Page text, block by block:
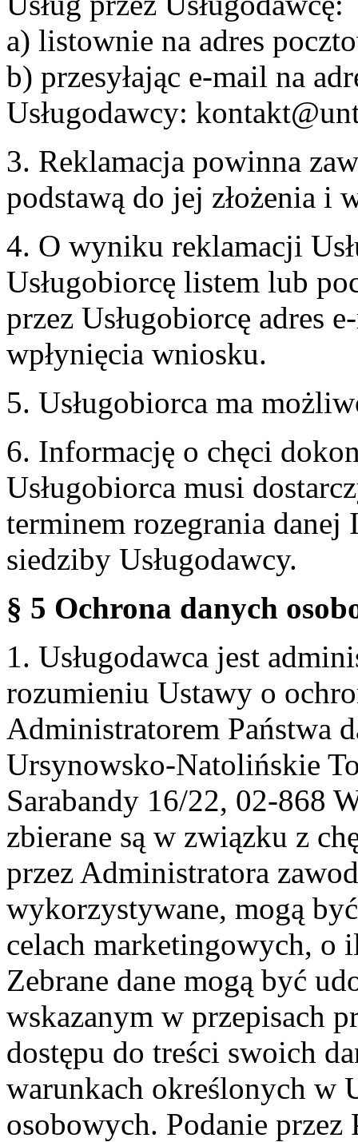
a) listownie na adres
b) przesyłając e-mail na
Usługodawcy:
3. Reklamacja powinna
podstawą do jej złożenia i
4. O wyniku reklamacji
Usługobiorcę listem lub
przez Usługobiorcę adres
wpłynięcia wniosku.
5. Usługobiorca ma
6. Informację o chęci
Usługobiorca musi
terminem rozegrania
siedziby Usługodawcy.
§ 5 Ochrona danych
1. Usługodawca jest
rozumieniu Ustawy o
Administratorem Państwa
Ursynowsko-Natolińskie
Sarabandy 16/22, 02-868
zbierane są w związku z
przez Administratora
wykorzystywane, mogą
celach marketingowych, o
Zebrane dane mogą być
wskazanym w przepisach
dostępu do treści swoich
warunkach określonych w
osobowych. Podanie przez